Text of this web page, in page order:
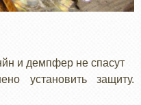
и демпфер не спасут
установить защиту.